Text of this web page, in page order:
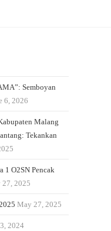
Semboyan
6, 2026
Malang
Tekankan
1 O2SN Pencak
27, 2025
May 27, 2025
2024